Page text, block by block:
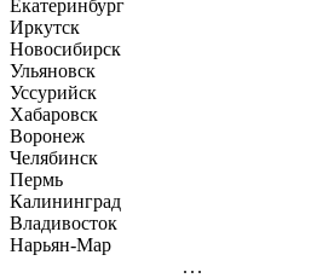
Екатеринбург
Иркутск
Новосибирск
Ульяновск
Уссурийск
Хабаровск
Воронеж
Челябинск
Пермь
Калининград
Владивосток
Нарьян-Мар
...